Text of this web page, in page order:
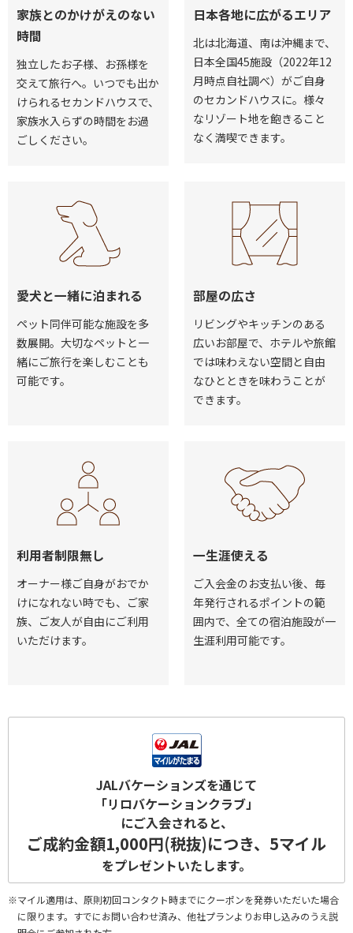
家族とのかけがえのない
時間
独立したお子様、お孫様を
交えて旅行へ。いつでも出か
けられるセカンドハウスで、
家族水入らずの時間をお過
ごしください。
日本各地に広がるエリア
北は北海道、南は沖縄まで、
日本全国45施設（2022年12
月時点自社調べ）がご自身
のセカンドハウスに。様々
なリゾート地を飽きること
なく満喫できます。
愛犬と一緒に泊まれる
ペット同伴可能な施設を多
数展開。大切なペットと一
緒にご旅行を楽しむことも
可能です。
部屋の広さ
リビングやキッチンのある
広いお部屋で、ホテルや旅館
では味わえない空間と自由
なひとときを味わうことが
できます。
利用者制限無し
オーナー様ご自身がおでか
けになれない時でも、ご家
族、ご友人が自由にご利用
いただけます。
一生涯使える
ご入会金のお支払い後、毎
年発行されるポイントの範
囲内で、全ての宿泊施設が一
生涯利用可能です。
JALバケーションズを通じて
「リロバケーションクラブ」
にご入会されると、
ご成約金額1,000円(税抜)につき、 5マイル
をプレゼントいたします。
※マイル適用は、原則初回コンタクト時までにクーポンを発券いただいた場合
に限ります。すでにお問い合わせ済み、他社プランよりお申し込みのうえ説